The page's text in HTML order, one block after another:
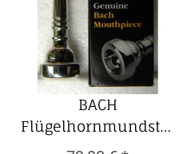
BACH
Flügelhornmundstück
342BACH